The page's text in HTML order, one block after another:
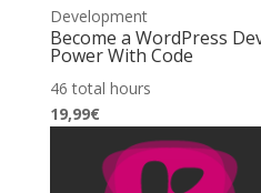
Development
Become a WordPress
Power With Code
46 total hours
19,99€